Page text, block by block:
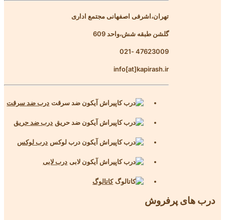
تهران،اشرفی اصفهانی مجتمع اداری
گلشن طبقه شش،واحد 609
47623009 -021
info[at]kapirash.ir
درب ضد سرقت
درب ضد حریق
درب لوکس
درب لابی
کاتالوگ
درب های پرفروش